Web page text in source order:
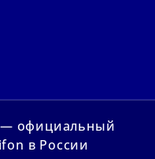
— официальный
в России